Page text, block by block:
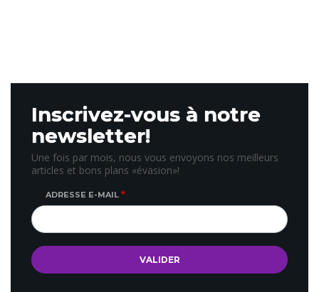
Inscrivez-vous à notre
newsletter!
Une fois par mois, nous vous envoyons nos meilleurs
articles et bons plans «évasion»!
ADRESSE E-MAIL